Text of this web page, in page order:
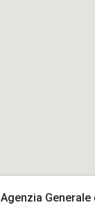
Agenzia Generale